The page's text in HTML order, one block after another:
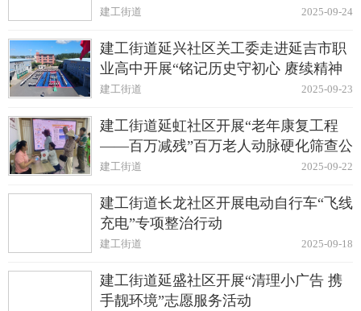
2025-09-24
建工街道
建工街道延兴社区关工委走进延吉市职
业高中开展“铭记历史守初心 赓续精神
勇担当”主题活动
2025-09-23
建工街道
建工街道延虹社区开展“老年康复工程
——百万减残”百万老人动脉硬化筛查公
益活动
2025-09-22
建工街道
建工街道长龙社区开展电动自行车“飞线
充电”专项整治行动
2025-09-18
建工街道
建工街道延盛社区开展“清理小广告 携
手靓环境”志愿服务活动